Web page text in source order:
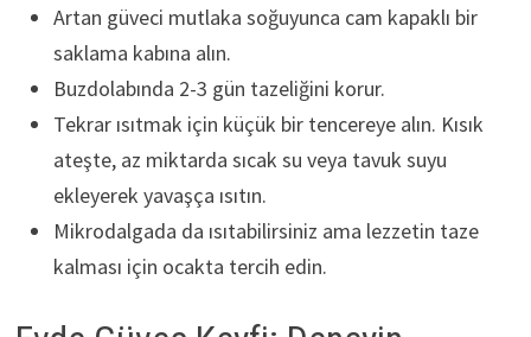
Artan güveci mutlaka soğuyunca cam kapaklı bir
saklama kabına alın.
Buzdolabında 2-3 gün tazeliğini korur.
Tekrar ısıtmak için küçük bir tencereye alın. Kısık
ateşte, az miktarda sıcak su veya tavuk suyu
ekleyerek yavaşça ısıtın.
Mikrodalgada da ısıtabilirsiniz ama lezzetin taze
kalması için ocakta tercih edin.